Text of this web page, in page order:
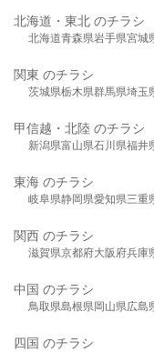
北海道・東北 のチラシ
北海道青森県岩手県宮城
関東 のチラシ
茨城県栃木県群馬県埼玉
甲信越・北陸 のチラシ
新潟県富山県石川県福井
東海 のチラシ
岐阜県静岡県愛知県三重
関西 のチラシ
滋賀県京都府大阪府兵庫
中国 のチラシ
鳥取県島根県岡山県広島
四国 のチラシ